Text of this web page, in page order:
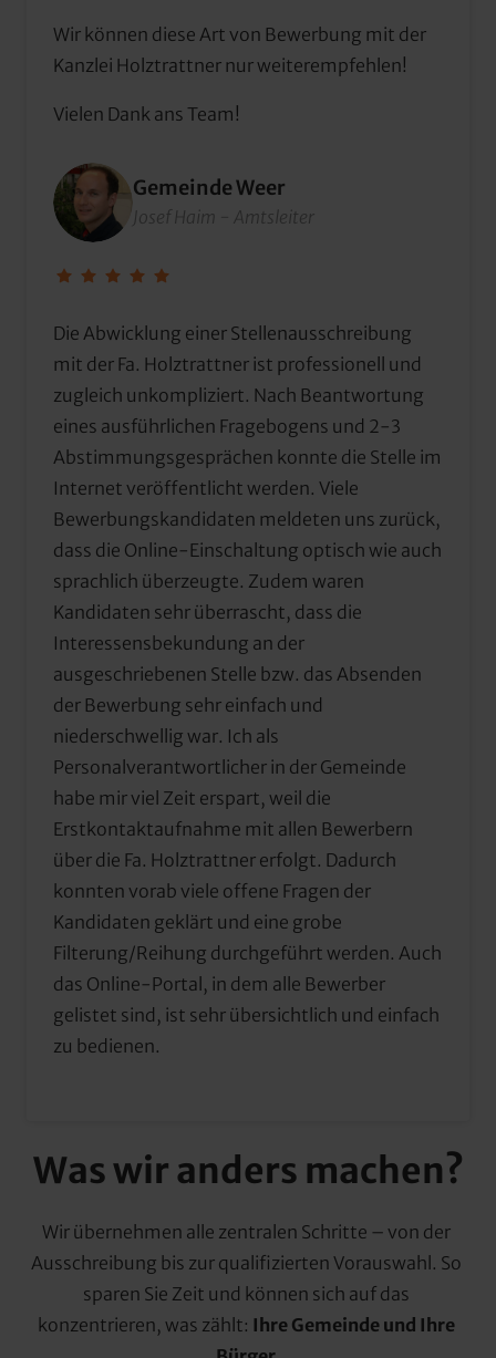
Wir können diese Art von Bewerbung mit der
Kanzlei Holztrattner nur weiterempfehlen!
Vielen Dank ans Team!
Gemeinde Weer
Josef Haim - Amtsleiter
Die Abwicklung einer Stellenausschreibung
mit der Fa. Holztrattner ist professionell und
zugleich unkompliziert. Nach Beantwortung
eines ausführlichen Fragebogens und 2-3
Abstimmungsgesprächen konnte die Stelle im
Internet veröffentlicht werden. Viele
Bewerbungskandidaten meldeten uns zurück,
dass die Online-Einschaltung optisch wie auch
sprachlich überzeugte. Zudem waren
Kandidaten sehr überrascht, dass die
Interessensbekundung an der
ausgeschriebenen Stelle bzw. das Absenden
der Bewerbung sehr einfach und
niederschwellig war. Ich als
Personalverantwortlicher in der Gemeinde
habe mir viel Zeit erspart, weil die
Erstkontaktaufnahme mit allen Bewerbern
über die Fa. Holztrattner erfolgt. Dadurch
konnten vorab viele offene Fragen der
Kandidaten geklärt und eine grobe
Filterung/Reihung durchgeführt werden. Auch
das Online-Portal, in dem alle Bewerber
gelistet sind, ist sehr übersichtlich und einfach
zu bedienen.
Was wir anders machen?
Wir übernehmen alle zentralen Schritte – von der
Ausschreibung bis zur qualifizierten Vorauswahl. So
sparen Sie Zeit und können sich auf das
konzentrieren, was zählt: Ihre Gemeinde und Ihre